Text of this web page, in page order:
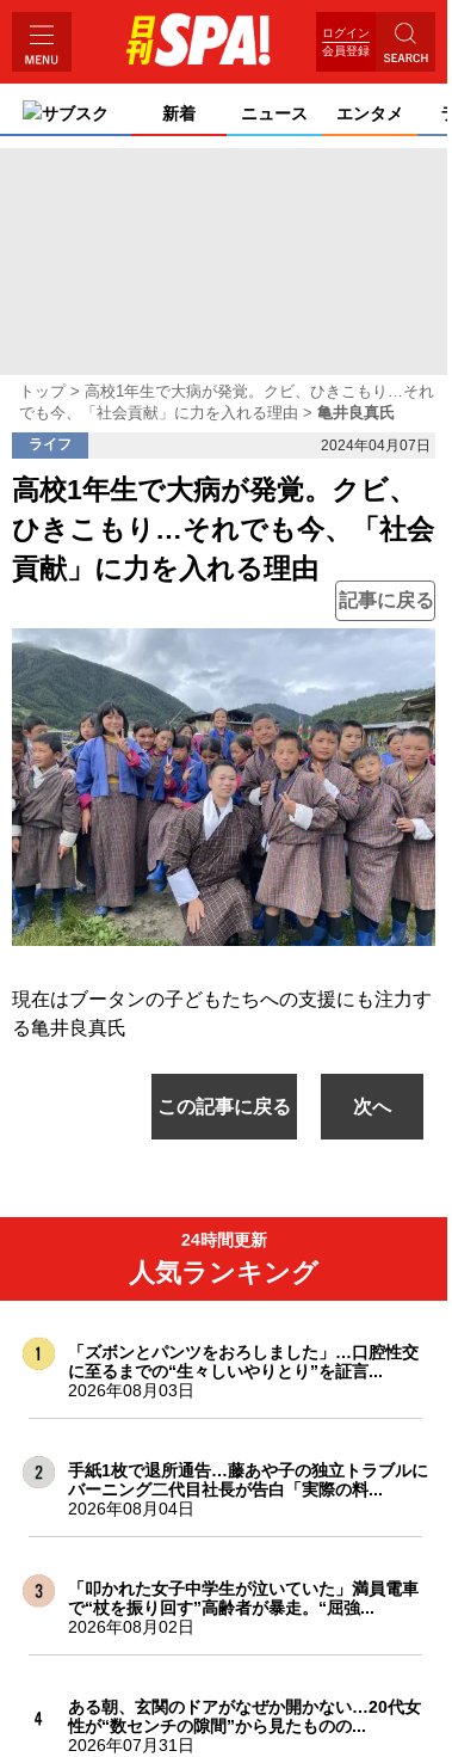
ログイン
会員登録
サブスク 新着 ニュース エンタメ
トップ
高校1年生で大病が発覚。クビ、ひきこもり…それ
でも今、「社会貢献」に力を入れる理由
亀井良真氏
ライフ 2024年04月07日
高校1年生で大病が発覚。クビ、
ひきこもり…それでも今、「社会
貢献」に力を入れる理由
記事に戻る
現在はブータンの子どもたちへの支援にも注力す
る亀井良真氏
この記事に戻る 次へ
24時間更新
人気ランキング
「ズボンとパンツをおろしました」…口腔性交
に至るまでの“生々しいやりとり”を証言...
2026年08月03日
手紙1枚で退所通告…藤あや子の独立トラブルに
バーニング二代目社長が告白「実際の料...
2026年08月04日
「叩かれた女子中学生が泣いていた」満員電車
で“杖を振り回す”高齢者が暴走。“屈強...
2026年08月02日
ある朝、玄関のドアがなぜか開かない…20代女
性が“数センチの隙間”から見たものの...
2026年07月31日